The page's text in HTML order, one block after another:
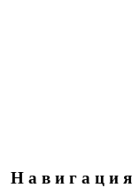
Н а в и г а ц и я